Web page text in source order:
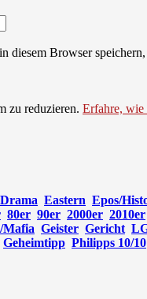
diesem Browser
zu reduzieren. Erfahre, wie
Drama Eastern Epos/
80er 90er 2000er 2010er
Mafia Geister Gericht
Geheimtipp Philipps 10/10